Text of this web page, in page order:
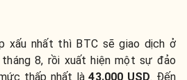
xấu nhất thì BTC sẽ giao dịch ở
tháng 8, rồi xuất hiện một sự đảo
thấp nhất là43.000 USD. Đến